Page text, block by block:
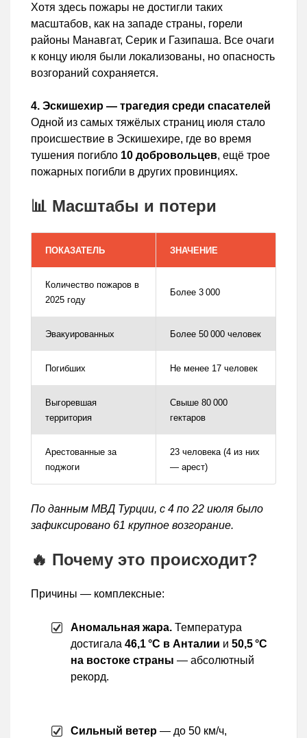
Хотя здесь пожары не достигли таких
масштабов, как на западе страны, горели
районы Манавгат, Серик и Газипаша. Все очаги
к концу июля были локализованы, но опасность
возгораний сохраняется.
4. Эскишехир — трагедия среди спасателей
Одной из самых тяжёлых страниц июля стало
происшествие в Эскишехире, где во время
тушения погибло 10 добровольцев, ещё трое
пожарных погибли в других провинциях.
📊 Масштабы и потери
ПОКАЗАТЕЛЬ ЗНАЧЕНИЕ
Количество пожаров в
2025 году
Более 3 000
Эвакуированных Более 50 000 человек
Погибших Не менее 17 человек
Выгоревшая
территория
Свыше 80 000
гектаров
Арестованные за
поджоги
23 человека (4 из них
— арест)
По данным МВД Турции, с 4 по 22 июля было
зафиксировано 61 крупное возгорание.
🔥 Почему это происходит?
Причины — комплексные:
Аномальная жара. Температура
достигала 46,1 °C в Анталии и 50,5 °C
на востоке страны — абсолютный
рекорд.
Сильный ветер — до 50 км/ч,